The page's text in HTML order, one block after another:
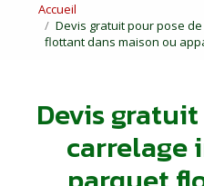
Accueil
Devis gratuit pour pose
flottant dans maison ou
Devis
carrelage